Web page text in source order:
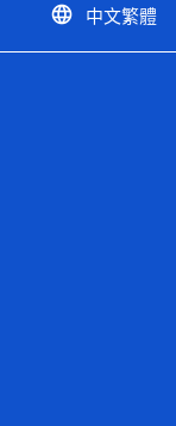
language 中文繁體